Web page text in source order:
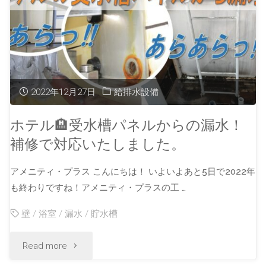
2022年12月27日 給排水設備
ホテル🏨受水槽パネルからの漏水！
補修で対応いたしました。
アメニティ・プラス こんにちは！ いよいよあと5日で2022年
も終わりですね！アメニティ・プラスの工 …
壁 /浴室 /漏水 / 貯水槽
Read more